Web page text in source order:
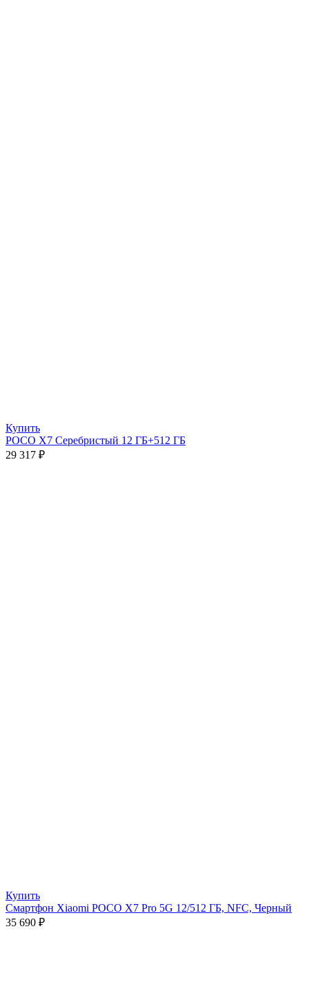
Купить
POCO X7 Серебристый 12 ГБ+512 ГБ
29 317 ₽
Купить
Смартфон Xiaomi POCO X7 Pro 5G 12/512 ГБ, NFC, Черный
35 690 ₽